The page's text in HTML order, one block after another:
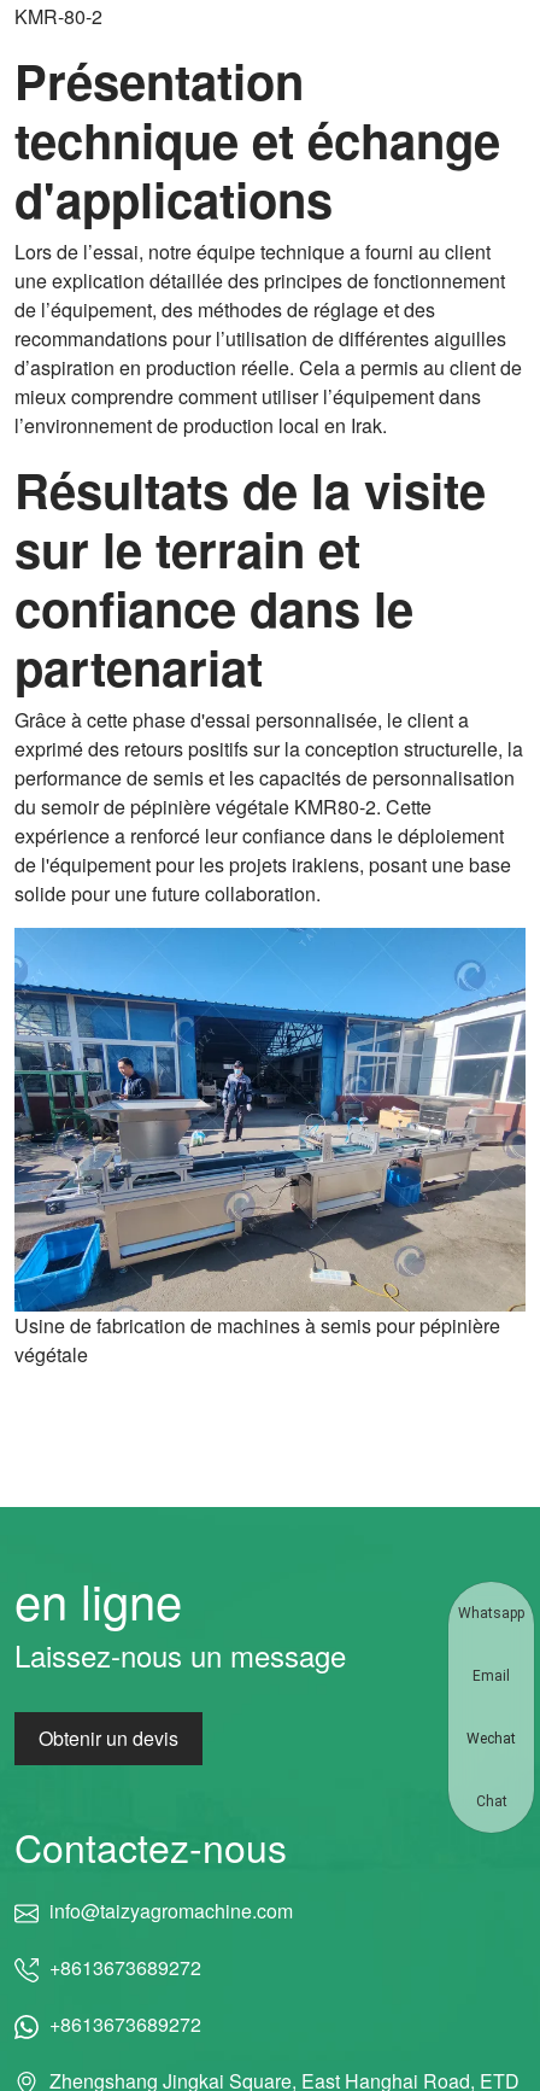
KMR-80-2
Présentation
technique et échange
d'applications
Lors de l’essai, notre équipe technique a fourni au client
une explication détaillée des principes de fonctionnement
de l’équipement, des méthodes de réglage et des
recommandations pour l’utilisation de différentes aiguilles
d’aspiration en production réelle. Cela a permis au client de
mieux comprendre comment utiliser l’équipement dans
l’environnement de production local en Irak.
Résultats de la visite
sur le terrain et
confiance dans le
partenariat
Grâce à cette phase d'essai personnalisée, le client a
exprimé des retours positifs sur la conception structurelle, la
performance de semis et les capacités de personnalisation
du semoir de pépinière végétale KMR80-2. Cette
expérience a renforcé leur confiance dans le déploiement
de l'équipement pour les projets irakiens, posant une base
solide pour une future collaboration.
Usine de fabrication de machines à semis pour pépinière
végétale
en ligne
Laissez-nous un message
Obtenir un devis
Contactez-nous
info@taizyagromachine.com
+8613673689272
+8613673689272
Zhengshang Jingkai Square, East Hanghai Road, ETD
Whatsapp
Email
Wechat
Chat